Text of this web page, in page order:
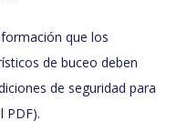
que los
de buceo deben
de seguridad para
PDF).